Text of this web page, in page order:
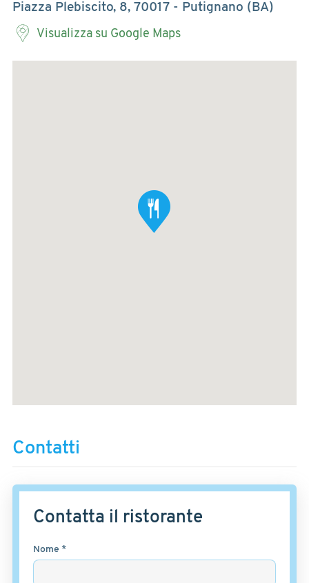
Piazza Plebiscito, 8, 70017 - Putignano (BA)
Visualizza su Google Maps
Contatti
Contatta il ristorante
Nome *